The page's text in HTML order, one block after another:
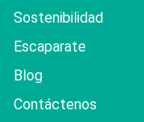
Sostenibilidad
Escaparate
Blog
Contáctenos